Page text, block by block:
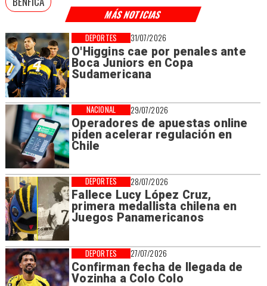
MÁS NOTICIAS
31/07/2026
O'Higgins cae por penales ante
Boca Juniors en Copa
Sudamericana
DEPORTES
29/07/2026
Operadores de apuestas online
piden acelerar regulación en
Chile
NACIONAL
28/07/2026
Fallece Lucy López Cruz,
primera medallista chilena en
Juegos Panamericanos
DEPORTES
27/07/2026
Confirman fecha de llegada de
Vozinha a Colo Colo
DEPORTES